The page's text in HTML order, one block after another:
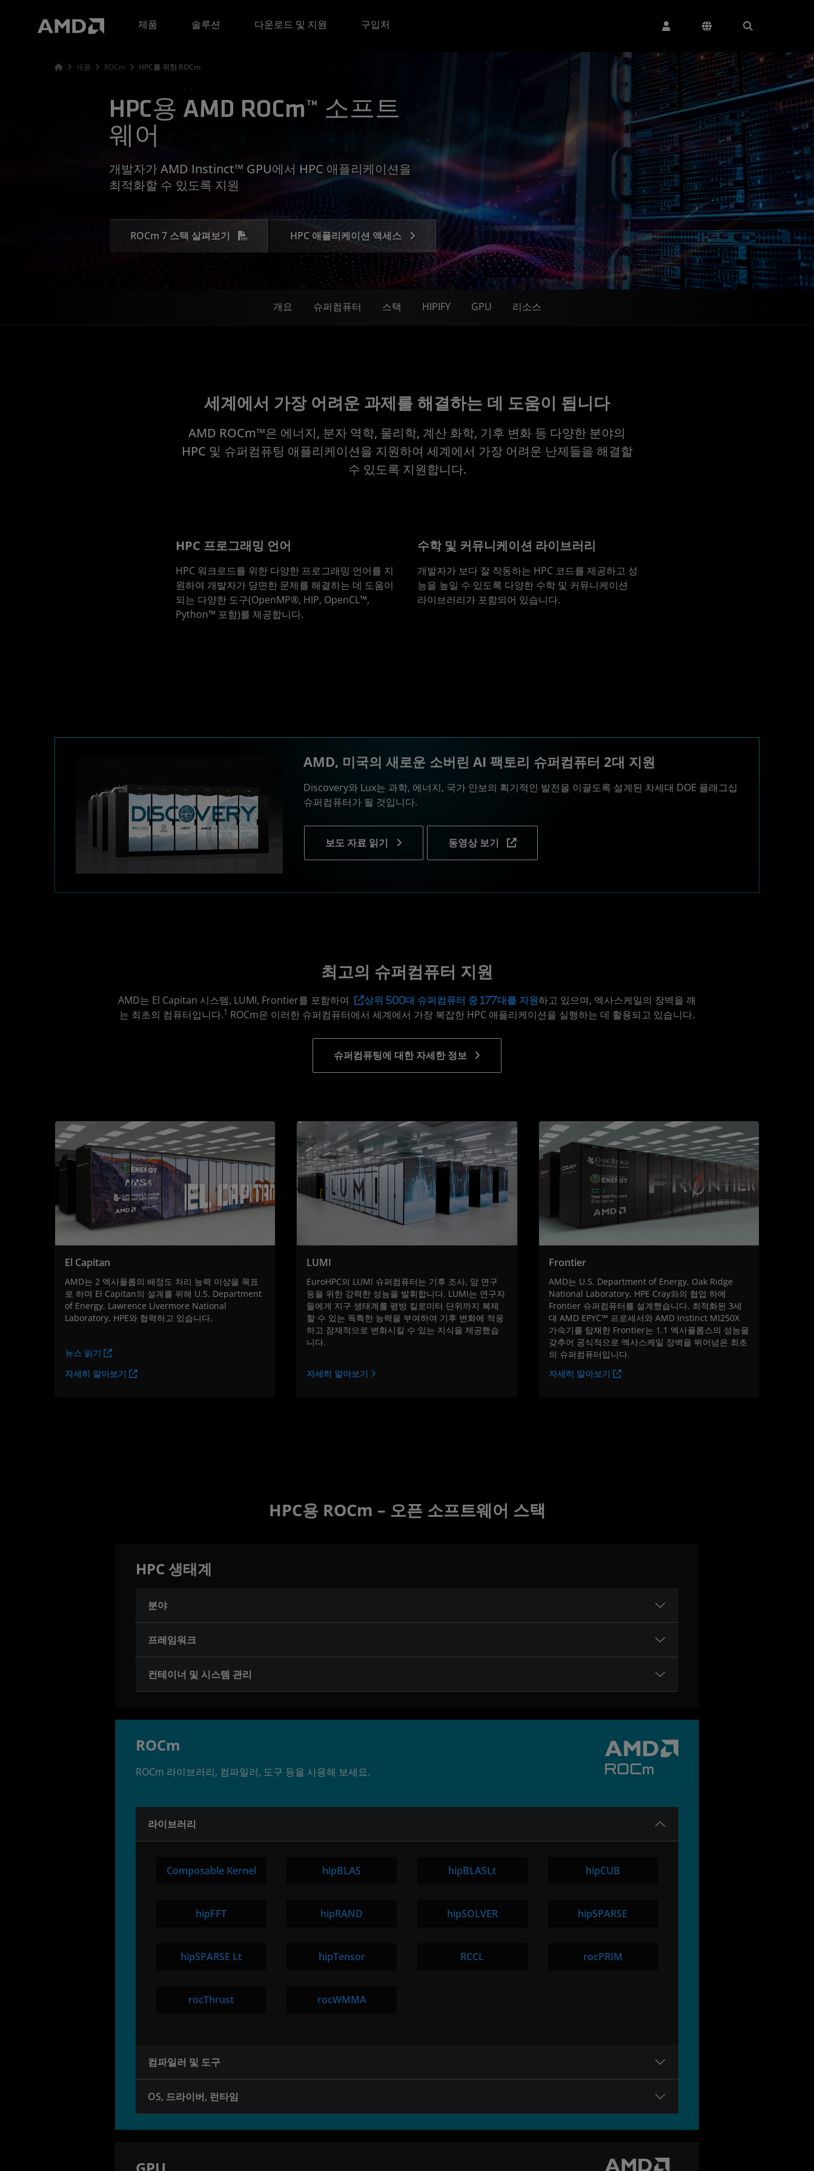
제품
솔루션 다운로드 및 지원 구입처
제품 ROCm HPC를 위한 ROCm
HPC용 AMD ROCm™ 소프트
웨어
개발자가 AMD Instinct™ GPU에서 HPC 애플리케이션을
최적화할 수 있도록 지원
ROCm 7 스택 살펴보기 HPC 애플리케이션 액세스
개요 슈퍼컴퓨터 스택 HIPIFY GPU 리소스
세계에서 가장 어려운 과제를 해결하는 데 도움이 됩니다
AMD ROCm™은 에너지, 분자 역학, 물리학, 계산 화학, 기후 변화 등 다양한 분야의
HPC 및 슈퍼컴퓨팅 애플리케이션을 지원하여 세계에서 가장 어려운 난제들을 해결할
수 있도록 지원합니다.
HPC 프로그래밍 언어
HPC 워크로드를 위한 다양한 프로그래밍 언어를 지
원하여 개발자가 당면한 문제를 해결하는 데 도움이
되는 다양한 도구(OpenMP®, HIP, OpenCL™,
Python™ 포함)를 제공합니다.
수학 및 커뮤니케이션 라이브러리
개발자가 보다 잘 작동하는 HPC 코드를 제공하고 성
능을 높일 수 있도록 다양한 수학 및 커뮤니케이션
라이브러리가 포함되어 있습니다.
AMD, 미국의 새로운 소버린 AI 팩토리 슈퍼컴퓨터 2대 지원
Discovery와 Lux는 과학, 에너지, 국가 안보의 획기적인 발전을 이끌도록 설계된 차세대 DOE 플래그십
슈퍼컴퓨터가 될 것입니다.
보도 자료 읽기 동영상 보기
최고의 슈퍼컴퓨터 지원
AMD는 El Capitan 시스템, LUMI, Frontier를 포함하여 상위 500대 슈퍼컴퓨터 중 177대를 지원하고 있으며, 엑사스케일의 장벽을 깨
는 최초의 컴퓨터입니다.1 ROCm은 이러한 슈퍼컴퓨터에서 세계에서 가장 복잡한 HPC 애플리케이션을 실행하는 데 활용되고 있습니다.
슈퍼컴퓨팅에 대한 자세한 정보
El Capitan
AMD는 2 엑사플롭의 배정도 처리 능력 이상을 목표
로 하며 El Capitan의 설계를 위해 U.S. Department
of Energy, Lawrence Livermore National
Laboratory, HPE와 협력하고 있습니다.
뉴스 읽기
자세히 알아보기
LUMI
EuroHPC의 LUMI 슈퍼컴퓨터는 기후 조사, 암 연구
등을 위한 강력한 성능을 발휘합니다. LUMI는 연구자
들에게 지구 생태계를 평방 킬로미터 단위까지 복제
할 수 있는 독특한 능력을 부여하여 기후 변화에 적응
하고 잠재적으로 변화시킬 수 있는 지식을 제공했습
니다.
자세히 알아보기
Frontier
AMD는 U.S. Department of Energy, Oak Ridge
National Laboratory, HPE Cray와의 협업 하에
Frontier 슈퍼컴퓨터를 설계했습니다. 최적화된 3세
대 AMD EPYC™ 프로세서와 AMD Instinct MI250X
가속기를 탑재한 Frontier는 1.1 엑사플롭스의 성능을
갖추어 공식적으로 엑사스케일 장벽을 뛰어넘은 최초
의 슈퍼컴퓨터입니다.
자세히 알아보기
HPC용 ROCm – 오픈 소프트웨어 스택
HPC 생태계
분야
프레임워크
컨테이너 및 시스템 관리
ROCm
ROCm 라이브러리, 컴파일러, 도구 등을 사용해 보세요.
라이브러리
Composable Kernel hipBLAS hipBLASLt hipCUB
hipFFT hipRAND hipSOLVER hipSPARSE
hipSPARSE Lt hipTensor RCCL rocPRIM
rocThrust rocWMMA
컴파일러 및 도구
OS, 드라이버, 런타임